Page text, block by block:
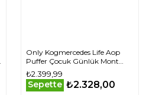
Only Kogmercedes Life Aop
Puffer Çocuk Günlük Mont
15327417-DECEMBER-SKY Gri
₺2.399,99
Sepette ₺2.328,00